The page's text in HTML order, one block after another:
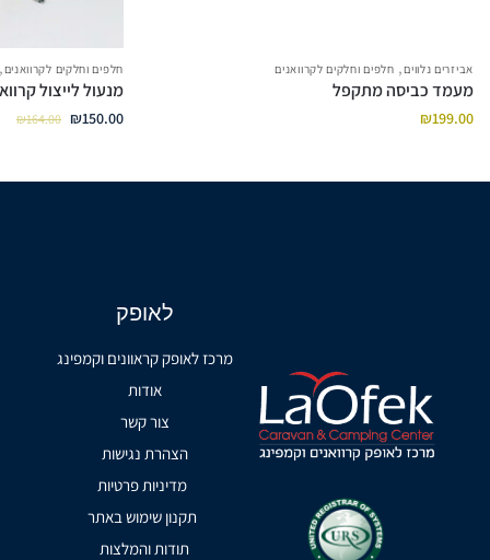
אביזרים נלווים, חלפים וחלקים לקרוואנים
מעמד כביסה מתקפל
₪199.00
חלפים וחלקים לקרוואנים
מנעול לייצול
₪164.00 ₪150.00
לאופק
מרכז לאופק קראוונים וקמפינג
אודות
צור קשר
הצהרת נגישות
מדיניות פרטיות
תקנון שימוש באתר
תודות והמלצות